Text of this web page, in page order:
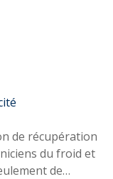
de récupération
du froid et
de